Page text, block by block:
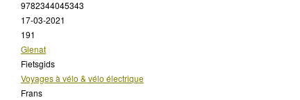
9782344045343
17-03-2021
191
Glenat
Fietsgids
Voyages à vélo & vélo électrique
Frans